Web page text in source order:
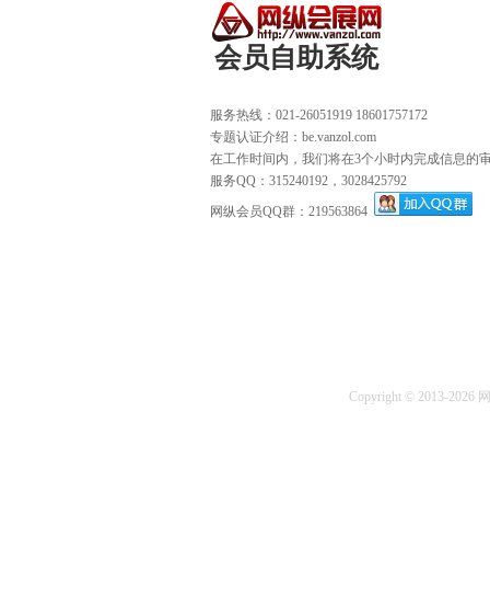
会员自助系统
服务热线：021-26051919 18601757172
专题认证介绍：be.vanzol.com
在工作时间内，我们将在3个小时内完成信息的
服务QQ：315240192，3028425792
网纵会员QQ群：219563864
Copyright © 2013-2026